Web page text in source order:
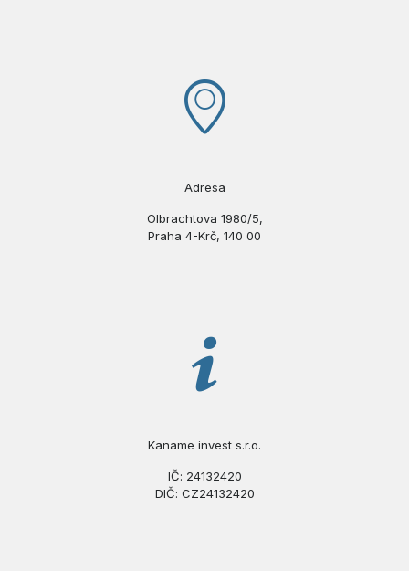
Adresa
Olbrachtova 1980/5,
Praha 4-Krč, 140 00
Kaname invest s.r.o.
IČ: 24132420
DIČ: CZ24132420